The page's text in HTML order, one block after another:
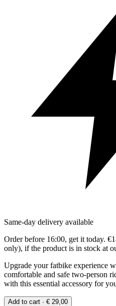
Same-day delivery available
Order before 16:00, get it today.
only), if the product is in stock at
Upgrade your fatbike experience
comfortable and safe two-person
with this essential accessory for
Add to cart · € 29,00